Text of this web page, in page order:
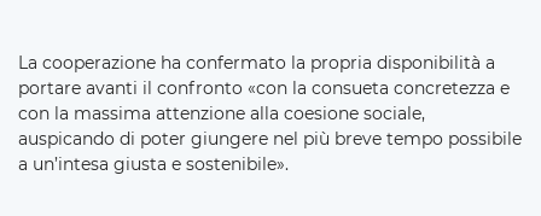
La cooperazione ha confermato la propria disponibilità a
portare avanti il confronto «con la consueta concretezza e
con la massima attenzione alla coesione sociale,
auspicando di poter giungere nel più breve tempo possibile
a un’intesa giusta e sostenibile».